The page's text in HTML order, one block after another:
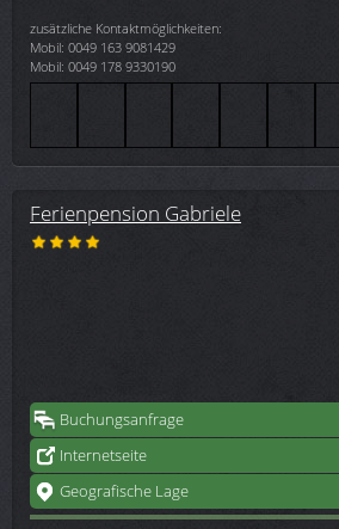
zusätzliche Kontaktmöglichkeiten:
Mobil: 0049 163 9081429
Mobil: 0049 178 9330190
Ferienpension Gabriele
Buchungsanfrage
Internetseite
Geografische Lage